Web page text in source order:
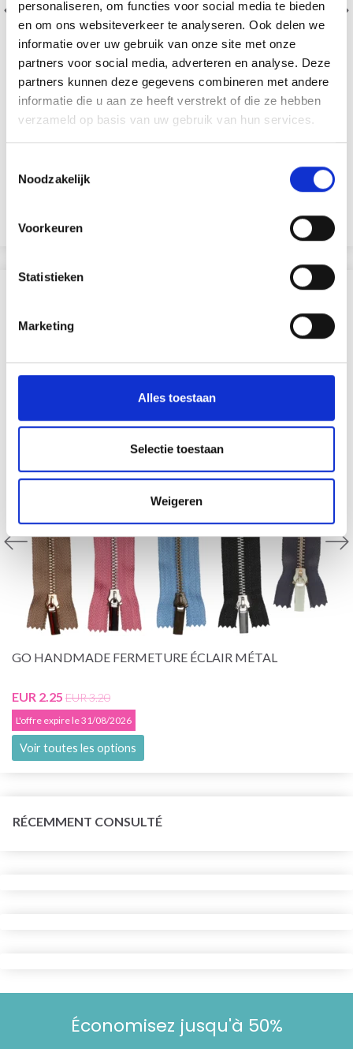
personaliseren, om functies voor social media te bieden
en om ons websiteverkeer te analyseren. Ook delen we
informatie over uw gebruik van onze site met onze
partners voor social media, adverteren en analyse. Deze
partners kunnen deze gegevens combineren met andere
informatie die u aan ze heeft verstrekt of die ze hebben
verzameld op basis van uw gebruik van hun services.
Noodzakelijk
Voorkeuren
Statistieken
Marketing
Alles toestaan
Selectie toestaan
Weigeren
HOOOKED ZPAGETTI
100% Fil textile recyclé
Voir toutes les options
30% de réduction
GO HANDMADE FERMETURE ÉCLAIR MÉTAL
EUR 2.25 EUR 3.20
L'offre expire le 31/08/2026
Voir toutes les options
RÉCEMMENT CONSULTÉ
Économisez jusqu'à 50%